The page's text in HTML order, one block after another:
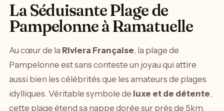
La Séduisante Plage de
Pampelonne à Ramatuelle
Au cœur de la Riviera Française, la plage de
Pampelonne est sans conteste un joyau qui attire
aussi bien les célébrités que les amateurs de plages
idylliques. Véritable symbole de luxe et de détente,
cette plage étend sa nappe dorée sur près de 5km,